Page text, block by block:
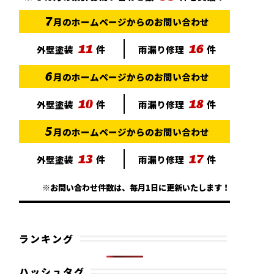
7月のホームページからのお問い合わせ
外壁塗装 11 件 雨漏り修理 16 件
6月のホームページからのお問い合わせ
外壁塗装 10 件 雨漏り修理 18 件
5月のホームページからのお問い合わせ
外壁塗装 13 件 雨漏り修理 17 件
※お問い合わせ件数は、毎月1日に更新いたします！
ランキング